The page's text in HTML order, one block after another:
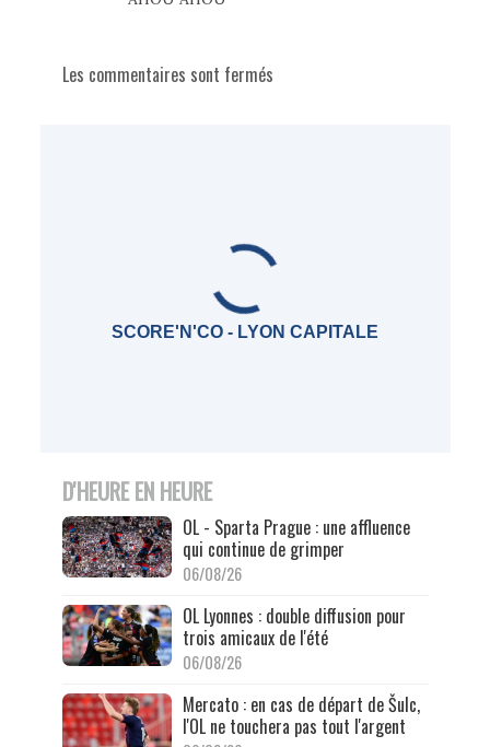
Les commentaires sont fermés
SCORE'N'CO - LYON CAPITALE
D'HEURE EN HEURE
OL - Sparta Prague : une affluence
qui continue de grimper
06/08/26
OL Lyonnes : double diffusion pour
trois amicaux de l'été
06/08/26
Mercato : en cas de départ de Šulc,
l'OL ne touchera pas tout l'argent